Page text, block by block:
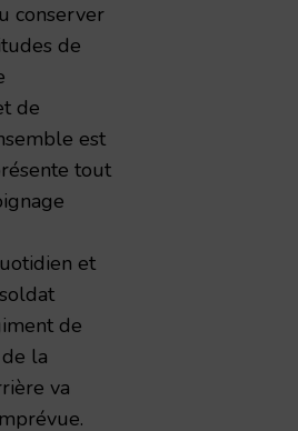
conserver
de
de
est
tout
et
de
la
va